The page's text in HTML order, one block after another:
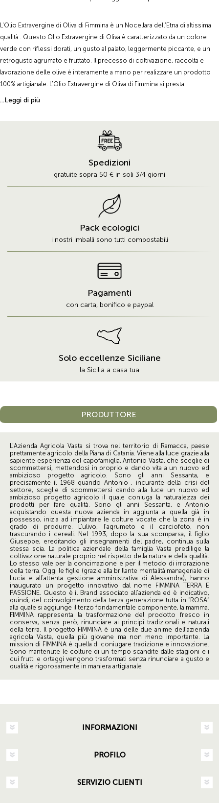
L'Olio Extravergine di Oliva di Fimmina è un Nocellara dell'Etna di altissima
qualità . Questo Olio Extravergine di Oliva è caratterizzato da un colore
verde con riflessi dorati, un gusto al palato, leggermente piccante, e un
retrogusto agrumato e fruttato. Il precesso di coltivazione, raccolta e
lavorazione delle olive è interamente a mano per realizzare un prodotto
100% artigianale. L'Olio Extravergine di Oliva di Fimmina si presta
perfettamente per condire qualsiasi piatto della tradizione mediterranea,
fetta di pane per coglierne tutte le note.
...Leggi di più
Spedizioni
gratuite sopra 50 € in soli 3/4 giorni
Pack ecologici
i nostri imballi sono tutti compostabili
Pagamenti
con carta, bonifico e paypal
Solo eccellenze Siciliane
la Sicilia a casa tua
PRODUTTORE
L’Azienda Agricola Vasta si trova nel territorio di Ramacca, paese
prettamente agricolo della Piana di Catania. Viene alla luce grazie alla
sapiente esperienza del capofamiglia, Antonio Vasta, che sceglie di
scommettersi, mettendosi in proprio e dando vita a un nuovo ed
ambizioso progetto agricolo. Sono gli anni Sessanta, e
precisamente il 1968 quando Antonio , incurante della crisi del
settore, sceglie di scommettersi dando alla luce un nuovo ed
ambizioso progetto agricolo il quale coniuga la naturalezza dei
prodotti per fare qualità. Sono gli anni Sessanta, e Antonio
acquistando questa nuova azienda in aggiunta a quella già in
possesso, inizia ad impiantare le colture vocate che la zona è in
grado di produrre. L’ulivo, l’agrumeto e il carciofeto, non
trascurando i cereali. Nel 1993, dopo la sua scomparsa, il figlio
Giuseppe, ereditando gli insegnamenti del padre, continua sulla
stessa scia. La politica aziendale della famiglia Vasta predilige la
coltivazione naturale proprio nel rispetto della natura e della qualità.
Lo stesso vale per la concimazione e per il metodo di irrorazione
della terra. Oggi le figlie (grazie alla brillante mentalità manageriale di
Lucia e all’attenta gestione amministrativa di Alessandra), hanno
inaugurato un progetto innovativo dal nome FIMMINA TERRA E
PASSIONE. Questo è il Brand associato all’azienda ed è indicativo,
quindi, del coinvolgimento della terza generazione tutta in “ROSA”
alla quale si aggiunge il terzo fondamentale componente, la mamma.
FIMMINA rappresenta la trasformazione del prodotto fresco in
conserva, senza però, rinunciare ai principi tradizionali e naturali
della terra. Il progetto FIMMINA è una delle due anime dell’azienda
agricola Vasta, quella più giovane ma non meno importante. La
mission di FIMMINA è quella di coniugare tradizione e innovazione.
Sono mantenute le colture di un tempo scandite dalle stagioni e i
cui frutti e ortaggi vengono trasformati senza rinunciare a gusto e
qualità e rigorosamente in maniera artigianale
INFORMAZIONI
PROFILO
SERVIZIO CLIENTI